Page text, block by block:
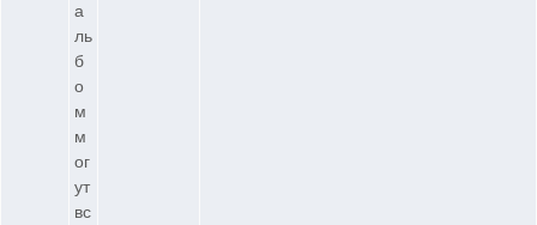
а
ль
б
о
м
м
ог
ут
вс